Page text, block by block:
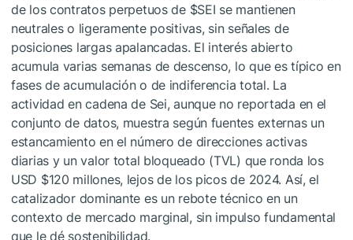
de los contratos perpetuos de $SEI se mantienen
neutrales o ligeramente positivas, sin señales de
posiciones largas apalancadas. El interés abierto
acumula varias semanas de descenso, lo que es típico en
fases de acumulación o de indiferencia total. La
actividad en cadena de Sei, aunque no reportada en el
conjunto de datos, muestra según fuentes externas un
estancamiento en el número de direcciones activas
diarias y un valor total bloqueado (TVL) que ronda los
USD $120 millones, lejos de los picos de 2024. Así, el
catalizador dominante es un rebote técnico en un
contexto de mercado marginal, sin impulso fundamental
que le dé sostenibilidad.